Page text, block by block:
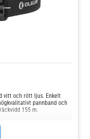
vitt och rött ljus. Enkelt
pannband och
155 m.